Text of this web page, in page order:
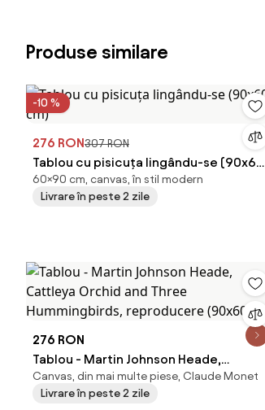
Produse similare
-10 %
276 RON307 RON
Tablou cu pisicuța lingându-se (90x60
cm)
60×90 cm, canvas, în stil modern
Livrare în peste 2 zile
276 RON
Tablou - Martin Johnson Heade,
Cattleya Orchid and Three
Hummingbirds, reproducere (90x60
Canvas, din mai multe piese, Claude Monet
Livrare în peste 2 zile